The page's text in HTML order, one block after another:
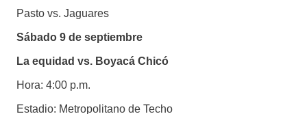
Pasto vs. Jaguares
Sábado 9 de septiembre
La equidad vs. Boyacá Chicó
Hora: 4:00 p.m.
Estadio: Metropolitano de Techo